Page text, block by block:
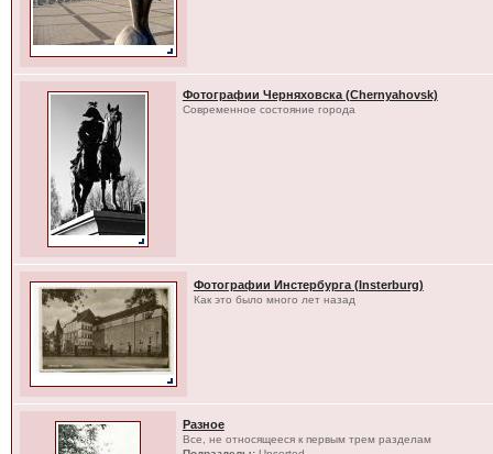
Фотографии Черняховска (Chernyahovsk)
Современное состояние города
Фотографии Инстербурга (Insterburg)
Как это было много лет назад
Разное
Все, не относящееся к первым трем разделам